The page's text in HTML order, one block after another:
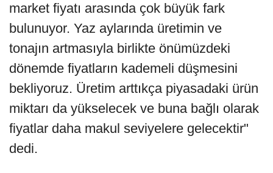
market fiyatı arasında çok büyük fark
bulunuyor. Yaz aylarında üretimin ve
tonajın artmasıyla birlikte önümüzdeki
dönemde fiyatların kademeli düşmesini
bekliyoruz. Üretim arttıkça piyasadaki ürün
miktarı da yükselecek ve buna bağlı olarak
fiyatlar daha makul seviyelere gelecektir"
dedi.